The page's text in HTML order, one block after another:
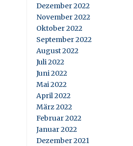
Dezember 2022
November 2022
Oktober 2022
September 2022
August 2022
Juli 2022
Juni 2022
Mai 2022
April 2022
März 2022
Februar 2022
Januar 2022
Dezember 2021